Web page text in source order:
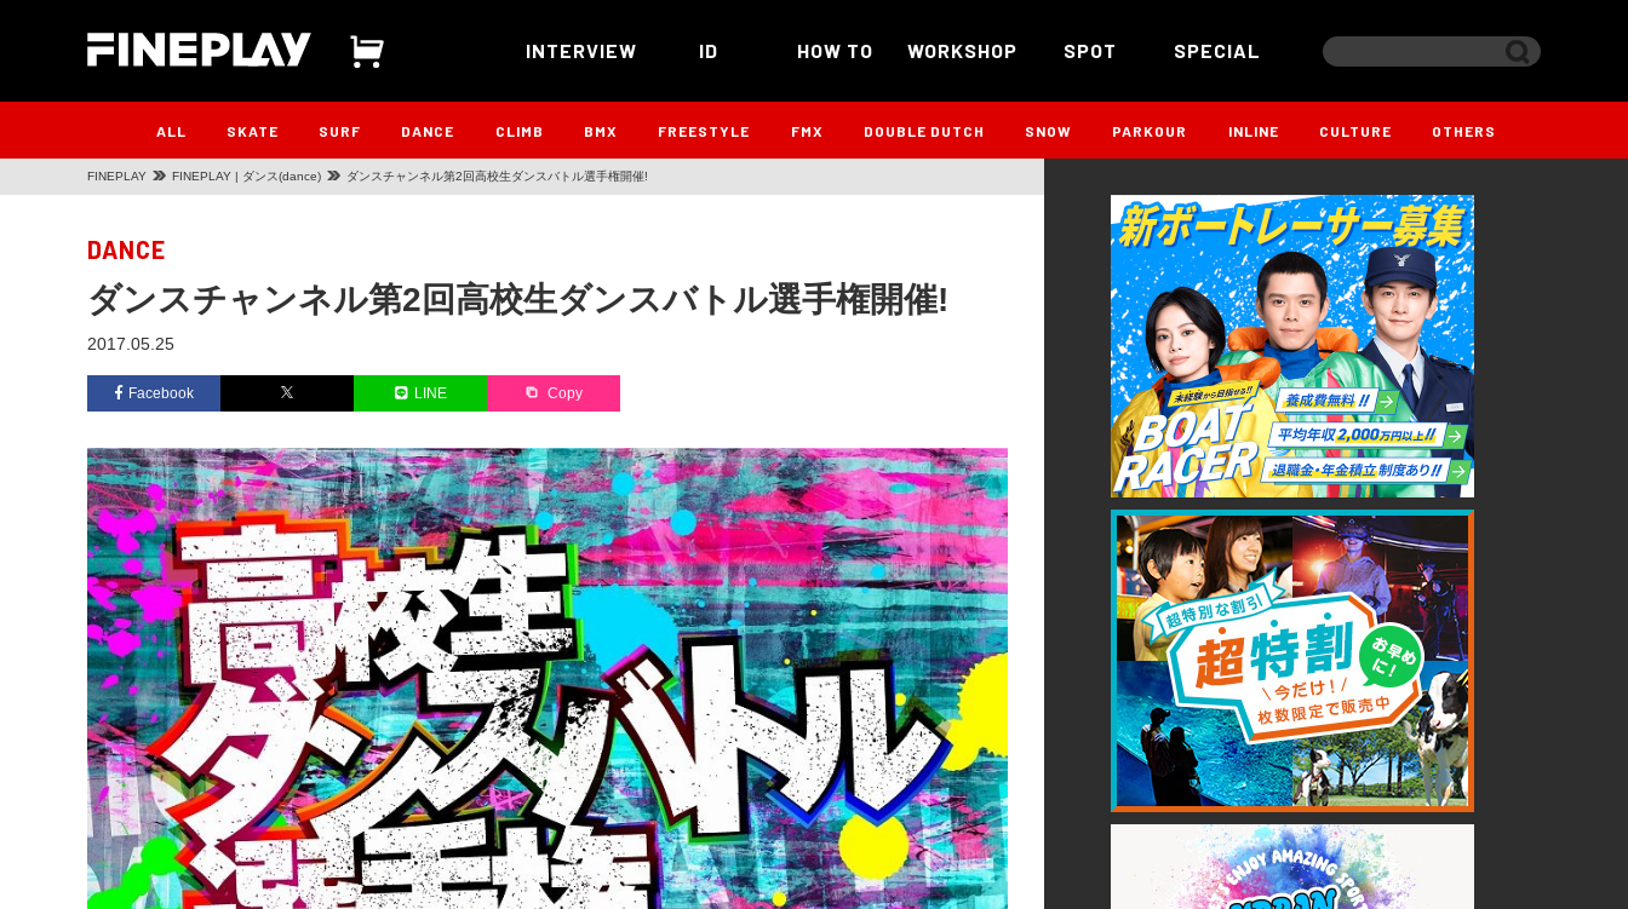
INTERVIEW ID HOW TO WORKSHOP SPOT SPECIAL
ALL SKATE SURF DANCE CLIMB BMX FREESTYLE FMX DOUBLE DUTCH SNOW PARKOUR INLINE CULTURE OTHERS
FINEPLAY FINEPLAY | ダンス(dance) ダンスチャンネル第2回高校生ダンスバトル選手権開催!
DANCE
ダンスチャンネル第2回高校生ダンスバトル選手権開催!
2017.05.25
Facebook LINE Copy